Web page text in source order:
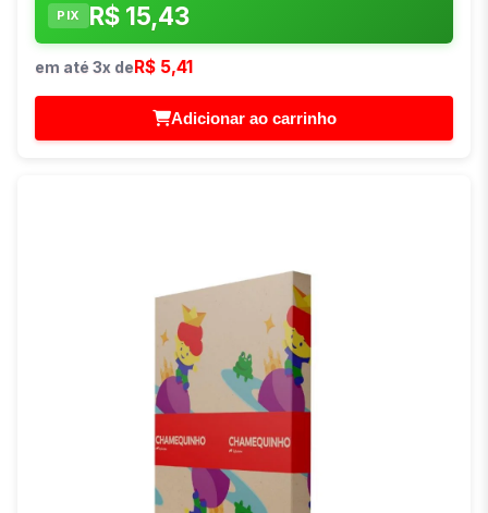
PIX R$ 15,43
em até 3x deR$ 5,41
Adicionar ao carrinho